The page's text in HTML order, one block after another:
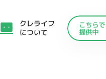
クレライフ
について